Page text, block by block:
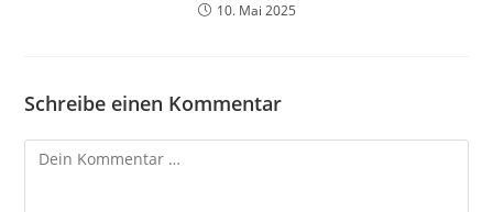
10. Mai 2025
Schreibe einen Kommentar